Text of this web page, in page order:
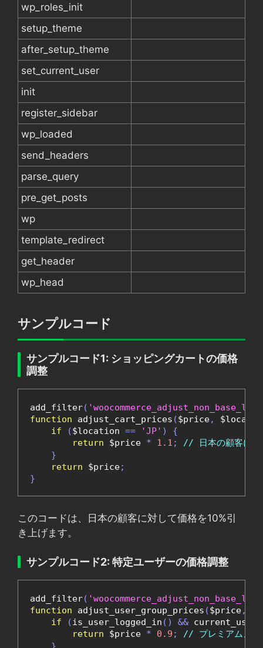
wp_roles_init
setup_theme
after_setup_theme
set_current_user
init
register_sidebar
wp_loaded
send_headers
parse_query
pre_get_posts
wp
template_redirect
get_header
wp_head
サンプルコード
サンプルコード1: ショッピングカートの価格
調整
add_filter(
function adjust_cart_prices ($price,
if
($location == 'JP' )
{
return $price * 1.1 ;
// 日本の顧客には
}
return $price;
}
このコードは、日本の顧客に対して価格を10%引
き上げます。
サンプルコード2: 特定ユーザーの価格調整
add_filter(
function adjust_user_group_prices ($price,
if
(is_user_logged_in () &&
return $price * 0.9 ;
// プレミアムメン